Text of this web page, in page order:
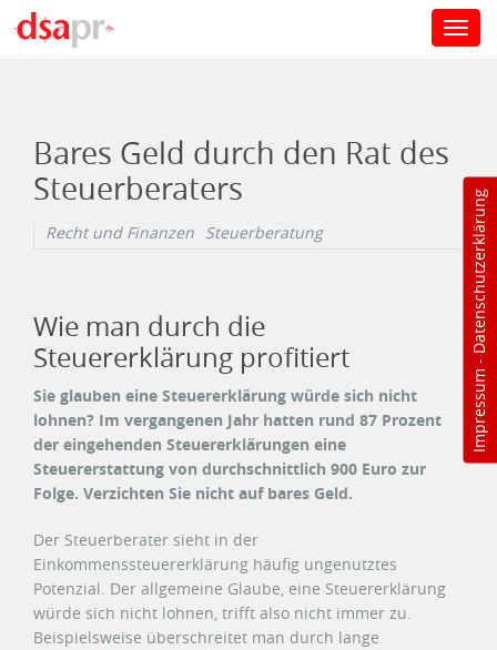
Impressum
-
Datenschutzerklärung
Bares Geld durch den Rat des
Steuerberaters
Recht und Finanzen Steuerberatung
Wie man durch die
Steuererklärung profitiert
Sie glauben eine Steuererklärung würde sich nicht
lohnen? Im vergangenen Jahr hatten rund 87 Prozent
der eingehenden Steuererklärungen eine
Steuererstattung von durchschnittlich 900 Euro zur
Folge. Verzichten Sie nicht auf bares Geld.
Der Steuerberater sieht in der
Einkommenssteuererklärung häufig ungenutztes
Potenzial. Der allgemeine Glaube, eine Steuererklärung
würde sich nicht lohnen, trifft also nicht immer zu.
Beispielsweise überschreitet man durch lange